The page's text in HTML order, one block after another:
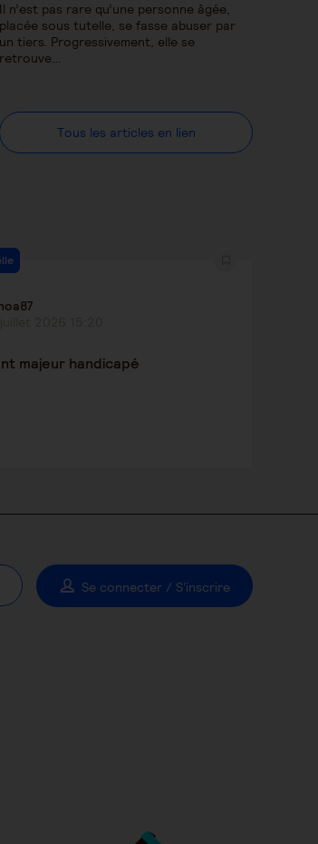
Il n’est pas rare qu’une personne âgée,
placée sous tutelle, se fasse abuser par
un tiers. Progressivement, elle se
retrouve…
Tous les articles en lien
majeur handicapé
Se connecter / S'inscrire